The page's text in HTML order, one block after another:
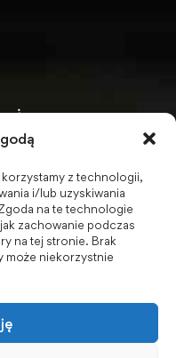
z technologii,
i/lub uzyskiwania
na te technologie
zachowanie podczas
na tej stronie. Brak
może niekorzystnie
PWSZ -